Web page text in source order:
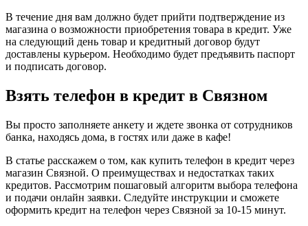
В течение дня вам должно будет прийти подтверждение из
магазина о возможности приобретения товара в кредит. Уже
на следующий день товар и кредитный договор будут
доставлены курьером. Необходимо будет предъявить паспорт
и подписать договор.
Взять телефон в кредит в Связном
Вы просто заполняете анкету и ждете звонка от сотрудников
банка, находясь дома, в гостях или даже в кафе!
В статье расскажем о том, как купить телефон в кредит через
магазин Связной. О преимуществах и недостатках таких
кредитов. Рассмотрим пошаговый алгоритм выбора телефона
и подачи онлайн заявки. Следуйте инструкции и сможете
оформить кредит на телефон через Связной за 10-15 минут.